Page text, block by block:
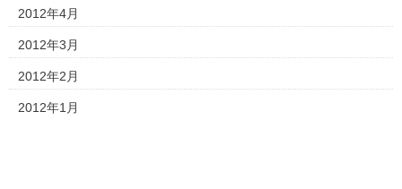
2012年4月
2012年3月
2012年2月
2012年1月